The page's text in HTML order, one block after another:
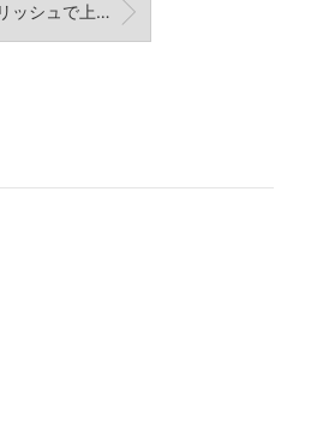
スタイリッシュで上品な表札♪ 無垢板&アイアン筆文字